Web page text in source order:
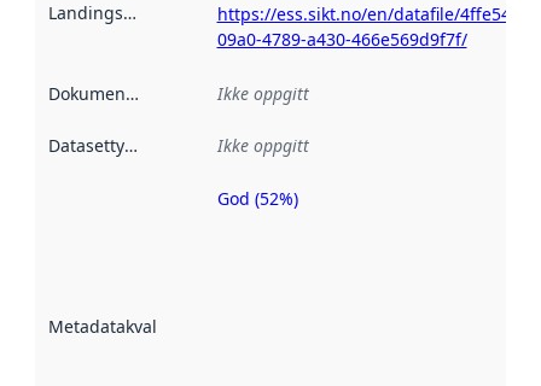
Landingsside
https://ess.sikt.no/en/datafile/4ffe5459-
09a0-4789-a430-466e569d9f7f/
Dokumentasjon Ikke oppgitt
Datasettype Ikke oppgitt
Metadatakvalitet
Metadatakvalitet
God (52%)